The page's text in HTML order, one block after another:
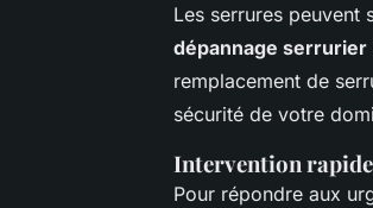
Les serrures peuvent
dépannage serrurier
remplacement de
sécurité de votre
Intervention
Pour répondre aux